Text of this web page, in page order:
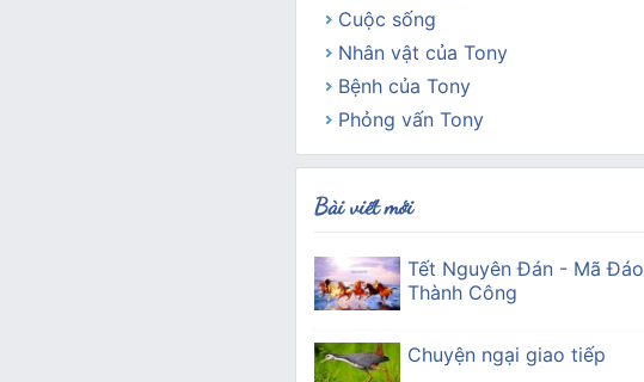
Cuộc sống
Nhân vật của Tony
Bệnh của Tony
Phỏng vấn Tony
Bài viết mới
Tết Nguyên Đán - Mã Đáo
Thành Công
Chuyện ngại giao tiếp